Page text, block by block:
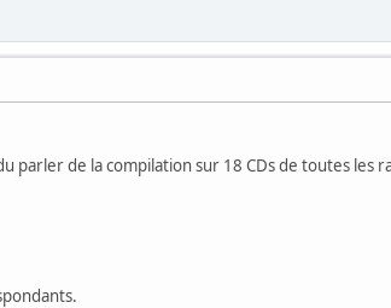
parler de la compilation sur 18 CDs de toutes les